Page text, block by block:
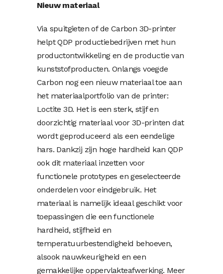
Nieuw materiaal
Via spuitgieten of de Carbon 3D-printer
helpt QDP productiebedrijven met hun
productontwikkeling en de productie van
kunststofproducten. Onlangs voegde
Carbon nog een nieuw materiaal toe aan
het materiaalportfolio van de printer:
Loctite 3D. Het is een sterk, stijf en
doorzichtig materiaal voor 3D-printen dat
wordt geproduceerd als een eendelige
hars. Dankzij zijn hoge hardheid kan QDP
ook dit materiaal inzetten voor
functionele prototypes en geselecteerde
onderdelen voor eindgebruik. Het
materiaal is namelijk ideaal geschikt voor
toepassingen die een functionele
hardheid, stijfheid en
temperatuurbestendigheid behoeven,
alsook nauwkeurigheid en een
gemakkelijke oppervlakteafwerking. Meer